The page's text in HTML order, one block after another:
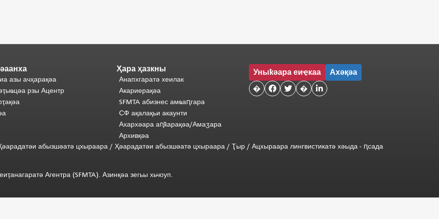
азы ачҳарақәа
рзы Ацентр
Ҳара ҳазкны
Анапхгаратә хеилак
Акариерақәа
SFMTA абизнес амҩаԥгара
СФ ақалақьи акаунти
Ахархәара аԥҟарақәа/Амаӡара
Архивқәа
Уныҟәара еиҿкаа Ахәқәа
�   � 
абызшәатә цхыраара / Ҳәарадатәи абызшәатә цхыраара / Ҭыр / Ацхыраара лингвистикатә хәыда - ԥсада
Агентра (SFMTA). Азинқәа зегьы хьчоуп.